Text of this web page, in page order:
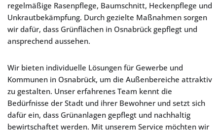
regelmäßige Rasenpflege, Baumschnitt, Heckenpflege und
Unkrautbekämpfung. Durch gezielte Maßnahmen sorgen
wir dafür, dass Grünflächen in Osnabrück gepflegt und
ansprechend aussehen.
Wir bieten individuelle Lösungen für Gewerbe und
Kommunen in Osnabrück, um die Außenbereiche attraktiv
zu gestalten. Unser erfahrenes Team kennt die
Bedürfnisse der Stadt und ihrer Bewohner und setzt sich
dafür ein, dass Grünanlagen gepflegt und nachhaltig
bewirtschaftet werden. Mit unserem Service möchten wir